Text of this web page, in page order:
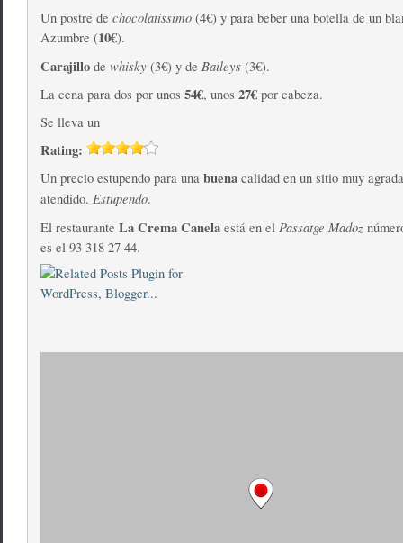
Un postre de chocolatissimo (4€) y para beber una botella de un
Azumbre (10€).
Carajillo de whisky (3€) y de Baileys (3€).
La cena para dos por unos 54€, unos 27€por cabeza.
Se lleva un
Rating:
Un precio estupendo para una buena calidad en un sitio muy
atendido. Estupendo.
El restaurante La Crema Canelaestá en el Passatge Madoz
es el 93 318 27 44.